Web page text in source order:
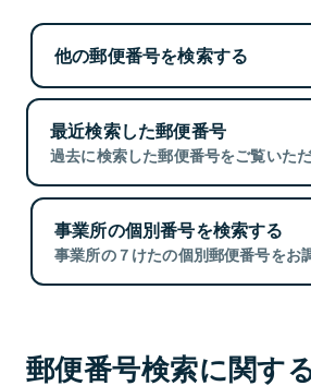
他の郵便番号を検索する
最近検索した郵便番号
過去に検索した郵便番号をご覧いただ
事業所の個別番号を検索する
事業所の７けたの個別郵便番号をお
郵便番号検索に関す